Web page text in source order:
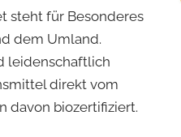
steht für Besonderes
dem Umland.
leidenschaftlich
direkt vom
davon biozertifiziert.